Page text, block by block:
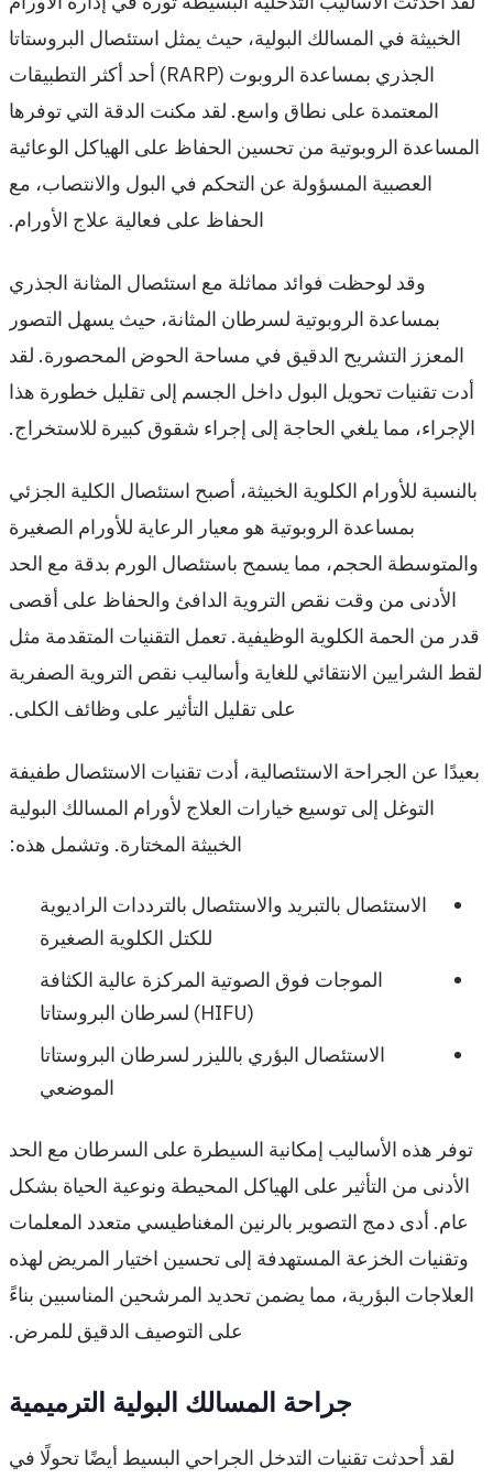
الخبيثة في المسالك البولية، حيث يمثل استئصال البروستاتا
الجذري بمساعدة الروبوت (RARP) أحد أكثر التطبيقات
المعتمدة على نطاق واسع. لقد مكنت الدقة التي توفرها
المساعدة الروبوتية من تحسين الحفاظ على الهياكل الوعائية
العصبية المسؤولة عن التحكم في البول والانتصاب، مع
الحفاظ على فعالية علاج الأورام.
وقد لوحظت فوائد مماثلة مع استئصال المثانة الجذري
بمساعدة الروبوتية لسرطان المثانة، حيث يسهل التصور
المعزز التشريح الدقيق في مساحة الحوض المحصورة. لقد
أدت تقنيات تحويل البول داخل الجسم إلى تقليل خطورة هذا
الإجراء، مما يلغي الحاجة إلى إجراء شقوق كبيرة للاستخراج.
بالنسبة للأورام الكلوية الخبيثة، أصبح استئصال الكلية الجزئي
بمساعدة الروبوتية هو معيار الرعاية للأورام الصغيرة
والمتوسطة الحجم، مما يسمح باستئصال الورم بدقة مع الحد
الأدنى من وقت نقص التروية الدافئ والحفاظ على أقصى
قدر من الحمة الكلوية الوظيفية. تعمل التقنيات المتقدمة مثل
لقط الشرايين الانتقائي للغاية وأساليب نقص التروية الصفرية
على تقليل التأثير على وظائف الكلى.
بعيدًا عن الجراحة الاستئصالية، أدت تقنيات الاستئصال طفيفة
التوغل إلى توسيع خيارات العلاج لأورام المسالك البولية
الخبيثة المختارة. وتشمل هذه:
الاستئصال بالتبريد والاستئصال بالترددات الراديوية
للكتل الكلوية الصغيرة
الموجات فوق الصوتية المركزة عالية الكثافة
(HIFU) لسرطان البروستاتا
الاستئصال البؤري بالليزر لسرطان البروستاتا
الموضعي
توفر هذه الأساليب إمكانية السيطرة على السرطان مع الحد
الأدنى من التأثير على الهياكل المحيطة ونوعية الحياة بشكل
عام. أدى دمج التصوير بالرنين المغناطيسي متعدد المعلمات
وتقنيات الخزعة المستهدفة إلى تحسين اختيار المريض لهذه
العلاجات البؤرية، مما يضمن تحديد المرشحين المناسبين بناءً
على التوصيف الدقيق للمرض.
جراحة المسالك البولية الترميمية
لقد أحدثت تقنيات التدخل الجراحي البسيط أيضًا تحولًا في